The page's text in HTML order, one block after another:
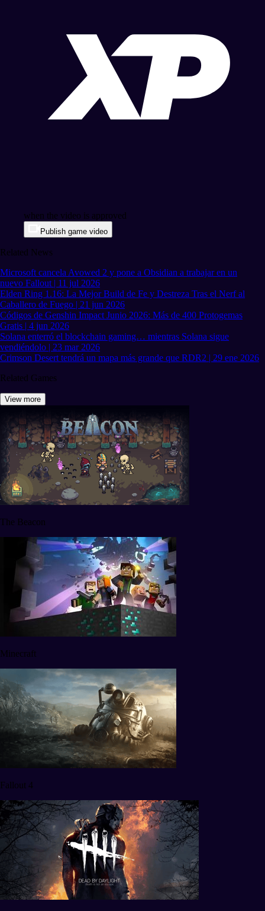
when the video is approved
Publish game video
Related News
Microsoft cancela Avowed 2 y pone a Obsidian a trabajar en un
nuevo Fallout | 11 jul 2026
Elden Ring 1.16: La Mejor Build de Fe y Destreza Tras el Nerf al
Caballero de Fuego | 21 jun 2026
Códigos de Genshin Impact Junio 2026: Más de 400 Protogemas
Gratis | 4 jun 2026
Solana enterró el blockchain gaming… mientras Solana sigue
vendiéndolo | 23 mar 2026
Crimson Desert tendrá un mapa más grande que RDR2 | 29 ene 2026
Related Games
View more
The Beacon
Minecraft
Fallout 4